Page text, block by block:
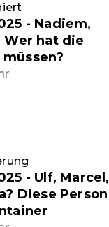
- Nadiem,
Wer hat die
- Ulf, Marcel,
Diese Person